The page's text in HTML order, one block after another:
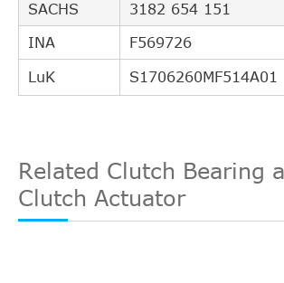
SACHS 3182 654 151
INA F569726
LuK S1706260MF514A01
Related Clutch Bearing
Clutch Actuator